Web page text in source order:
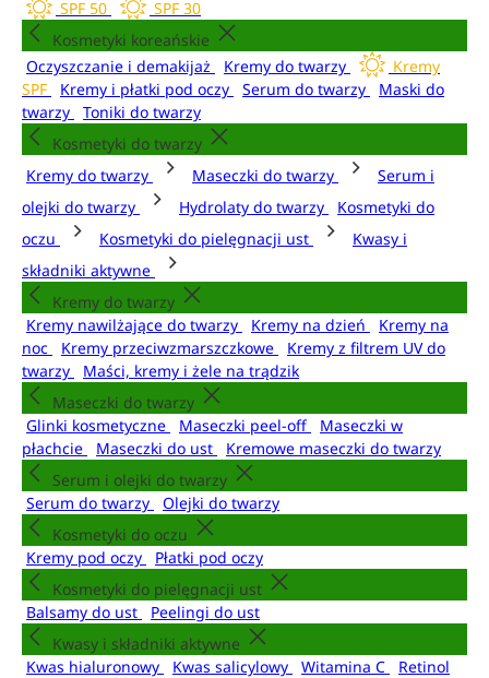
SPF 50
SPF 30
Kosmetyki koreańskie
Oczyszczanie i demakijaż
Kremy do twarzy
Kremy
SPF
Kremy i płatki pod oczy Serum do twarzy
Maski do
twarzy
Toniki do twarzy
Kosmetyki do twarzy
Kremy do twarzy
Maseczki do twarzy
Serum i
olejki do twarzy
Hydrolaty do twarzy
Kosmetyki do
oczu
Kosmetyki do pielęgnacji ust
Kwasy i
składniki aktywne
Kremy do twarzy
Kremy nawilżające do twarzy
Kremy na dzień
Kremy na
noc
Kremy przeciwzmarszczkowe
Kremy z filtrem UV do
twarzy
Maści, kremy i żele na trądzik
Maseczki do twarzy
Glinki kosmetyczne
Maseczki peel-off
Maseczki w
płachcie
Maseczki do ust
Kremowe maseczki do twarzy
Serum i olejki do twarzy
Serum do twarzy
Olejki do twarzy
Kosmetyki do oczu
Kremy pod oczy
Płatki pod oczy
Kosmetyki do pielęgnacji ust
Balsamy do ust
Peelingi do ust
Kwasy i składniki aktywne
Kwas hialuronowy
Kwas salicylowy Witamina C
Retinol